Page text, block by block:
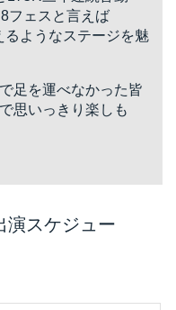
フェスと言えば
ようなステージを魅
足を運べなかった皆
思いっきり楽しも
演スケジュー